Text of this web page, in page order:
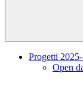
Progetti
Open